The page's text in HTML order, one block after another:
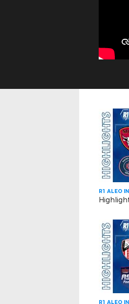
R1 ALEO
R1 ALEO